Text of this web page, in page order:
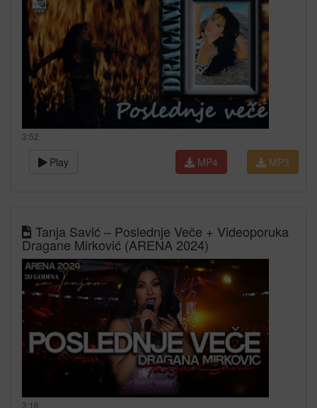
3:52
Play MP3
MP4
Tanja Savić – Poslednje Veče + Videoporuka
Dragane Mirković (ARENA 2024)
3:16